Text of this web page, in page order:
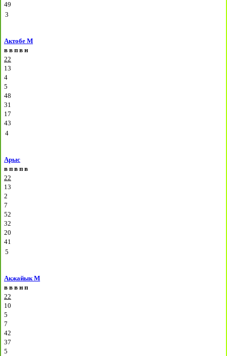
49
3
Актобе М
в в п в н
22
13
4
5
48
31
17
43
4
Арыс
в п в п в
22
13
2
7
52
32
20
41
5
Акжайык М
в в в н п
22
10
5
7
42
37
5